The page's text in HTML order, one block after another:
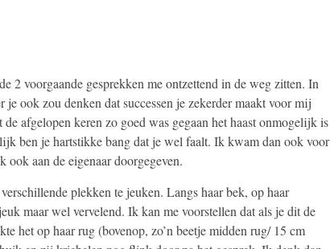
2 voorgaande gesprekken me ontzettend in de weg zitten. In
ook zou denken dat successen je zekerder maakt voor mij
afgelopen keren zo goed was gegaan het haast onmogelijk is
ben je hartstikke bang dat je wel faalt. Ik kwam dan ook voor
aan de eigenaar doorgegeven.
plekken te jeuken. Langs haar bek, op haar
maar wel vervelend. Ik kan me voorstellen dat als je dit de
het op haar rug (bovenop, zo’n beetje midden rug/ 15 cm